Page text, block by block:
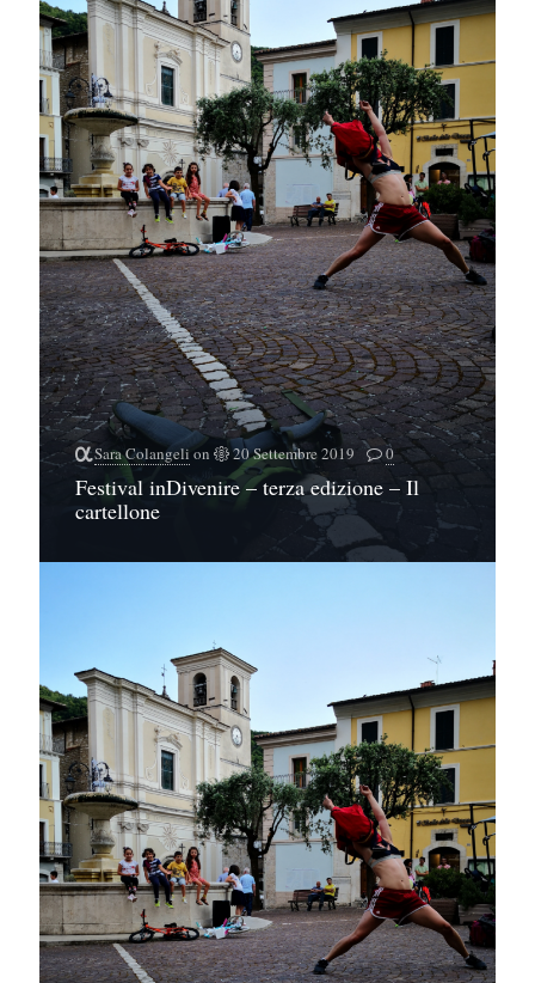
Sara Colangelion 20 Settembre 2019 0
Festival inDivenire – terza edizione – Il
cartellone